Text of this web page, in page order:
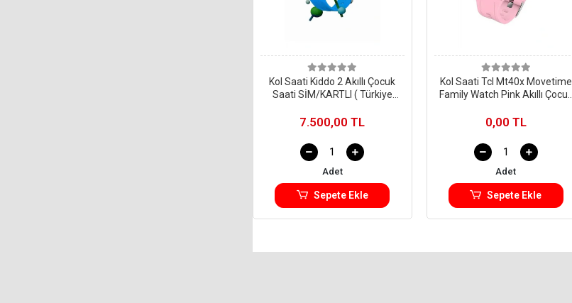
Kol Saati Kiddo 2 Akıllı Çocuk
Saati SİM/KARTLI ( Türkiye
7.500,00 TL
Adet
Sepete Ekle
Kol Saati Tcl Mt40x Movetime
Family Watch Pink Akıllı Çocuk
0,00 TL
Adet
Sepete Ekle